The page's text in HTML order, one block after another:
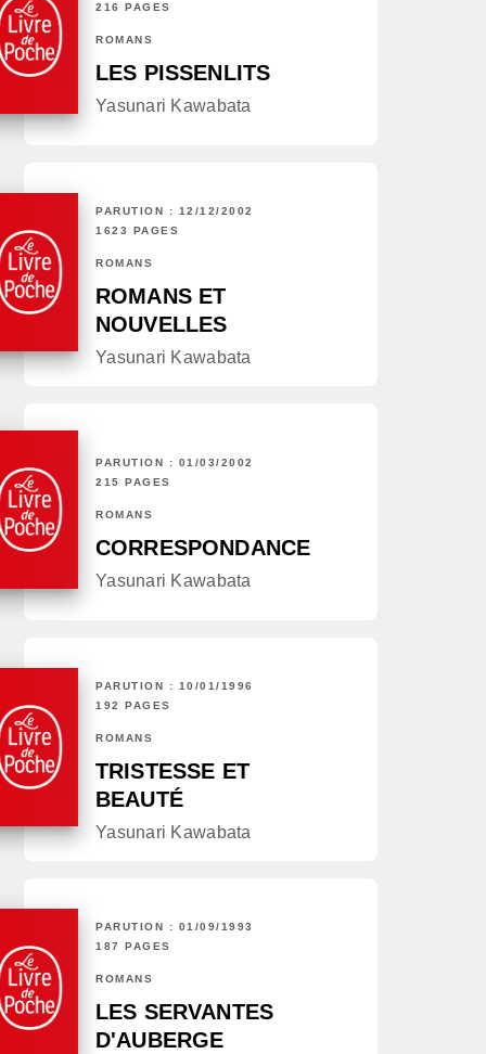
216 PAGES
ROMANS
LES PISSENLITS
Yasunari Kawabata
PARUTION : 12/12/2002
1623 PAGES
ROMANS
ROMANS ET
NOUVELLES
Yasunari Kawabata
PARUTION : 01/03/2002
215 PAGES
ROMANS
CORRESPONDANCE
Yasunari Kawabata
PARUTION : 10/01/1996
192 PAGES
ROMANS
TRISTESSE ET
BEAUTÉ
Yasunari Kawabata
PARUTION : 01/09/1993
187 PAGES
ROMANS
LES SERVANTES
D'AUBERGE